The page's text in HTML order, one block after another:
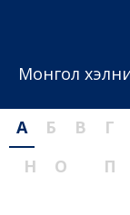
Монгол
А Б В Г
Н
О П